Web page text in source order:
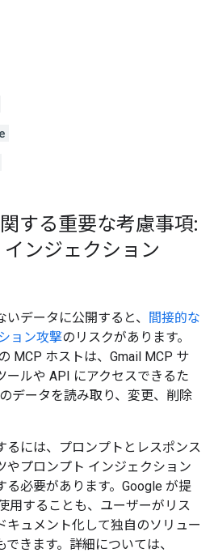
する重要な考慮事項:
ンジェクション
データに公開すると、
間接的な
ョン攻撃のリスクがあります。
MCP ホストは、Gmail MCP サ
ールや API にアクセスできるた
データを読み取り、変更、削除
るには、プロンプトとレスポンス
やプロンプト インジェクション
必要があります。Google が提
用することも、ユーザーがリス
キュメント化して独自のソリュー
きます。詳細については、